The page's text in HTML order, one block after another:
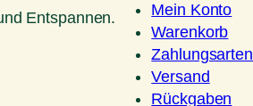
Entspannen.
Mein Konto
Warenkorb
Zahlungsarten
Versand
Rückgaben